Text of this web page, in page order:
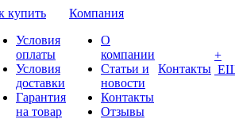
купить
Условия
оплаты
Условия
доставки
Гарантия
на товар
Компания
О
компании
Статьи и
новости
Контакты
Отзывы
Контакты
+